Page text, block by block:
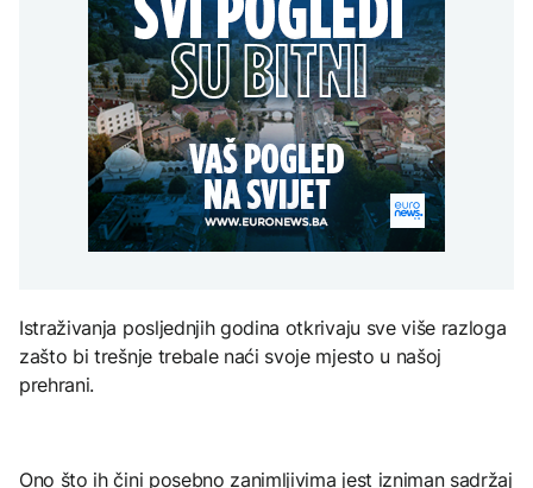
aktivan, gust dim
otežava gašenje iz zraka
AKTUELNO
Požar kod Konjica i dalje
aktivan, gust dim
otežava gašenje iz zraka
Grčka dronovima
kontrolisala više od 300
plaža zbog nelegalnog
zauzimanja obale
Španija postavila
ultimatum Italiji da ukine
granične kontrole
FOKUS
Amerikanci
upozoravaju: Putin bi
mogao testirati NATO
ograničenim napadom,
djece moraju platiti 942
miliona dolara
KULTURA
Rat i pijesak prijete
drevnim piramidama
Meroe u Sudanu
Rihanna radi na novom
albumu
Istraživanja posljednjih godina otkrivaju sve više razloga
zašto bi trešnje trebale naći svoje mjesto u našoj
prehrani.
Ono što ih čini posebno zanimljivima jest izniman sadržaj